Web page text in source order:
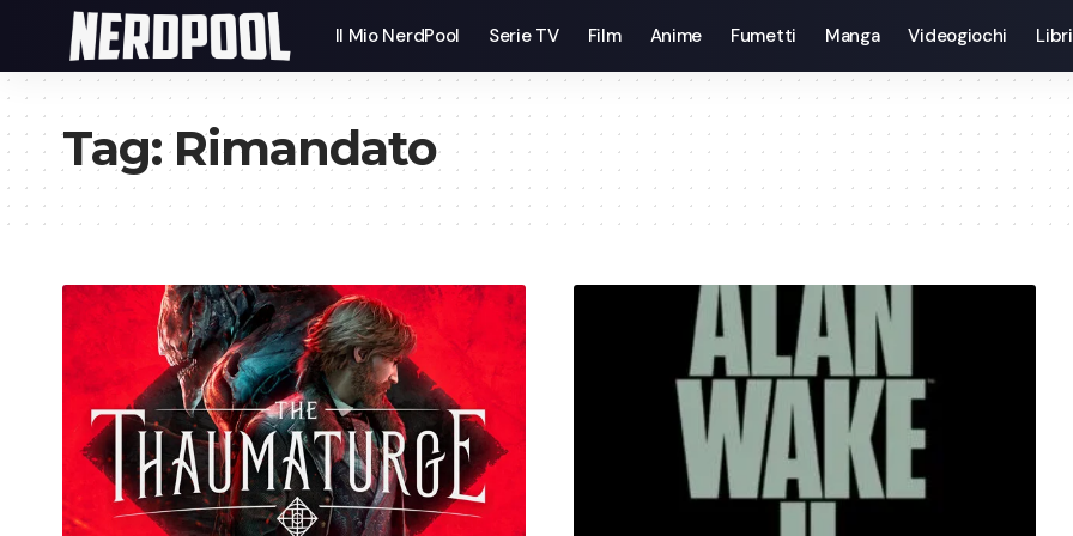
Il Mio NerdPool Serie TV Film Anime Fumetti Manga Videogiochi Libri
Tag:Rimandato